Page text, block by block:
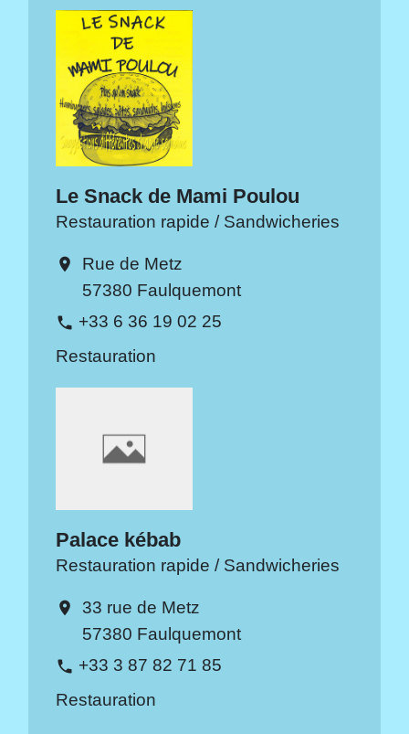
Le Snack de Mami Poulou
Restauration rapide / Sandwicheries
location_on
Rue de Metz
57380 Faulquemont
phone +33 6 36 19 02 25
Restauration
Palace kébab
Restauration rapide / Sandwicheries
location_on
33 rue de Metz
57380 Faulquemont
phone +33 3 87 82 71 85
Restauration